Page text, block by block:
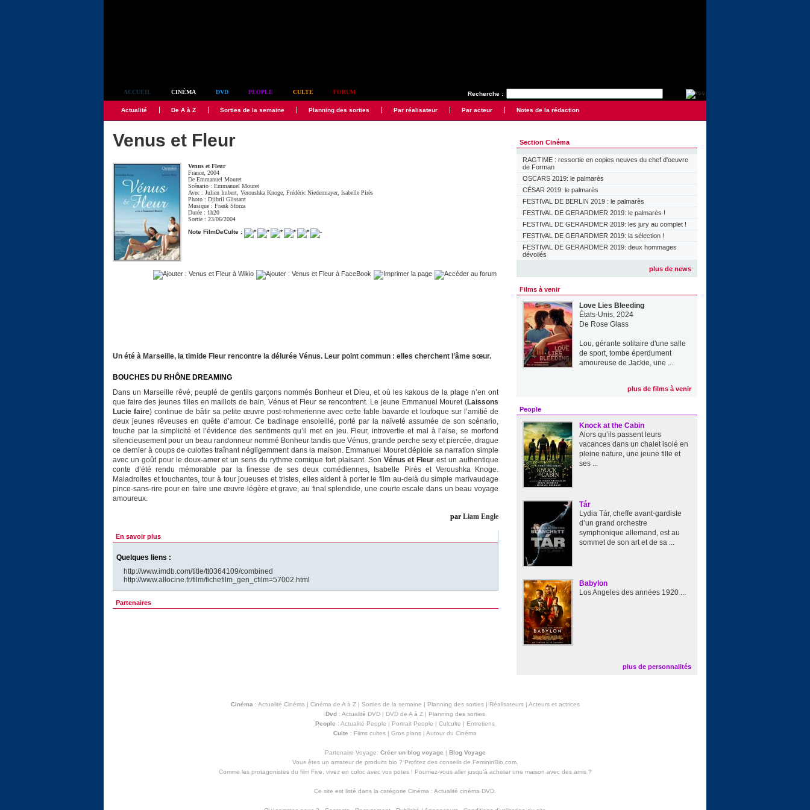
Recherche :
ACCUEIL CINÉMA DVD PEOPLE CULTE FORUM
Actualité De A à Z Sorties de la semaine Planning des sorties Par réalisateur Par acteur Notes de la rédaction
Venus et Fleur
Venus et Fleur
France, 2004
DeEmmanuel Mouret
Scénario :Emmanuel Mouret
Avec :Julien Imbert ,Veroushka Knoge ,Frédéric Niedermayer,Isabelle Pirès
Photo :Djibril Glissant
Musique :Frank Sforza
Durée : 1h20
Sortie : 23/06/2004
Note FilmDeCulte :
Un été à Marseille, la timide Fleur rencontre la délurée Vénus. Leur point commun : elles cherchent l’âme sœur.
BOUCHES DU RHÔNE DREAMING
Dans un Marseille rêvé, peuplé de gentils garçons nommés Bonheur et Dieu, et où les kakous de la plage n’en ont
que faire des jeunes filles en maillots de bain, Vénus et Fleur se rencontrent. Le jeune Emmanuel Mouret (Laissons
Lucie faire) continue de bâtir sa petite œuvre post-rohmerienne avec cette fable bavarde et loufoque sur l’amitié de
deux jeunes rêveuses en quête d’amour. Ce badinage ensoleillé, porté par la naïveté assumée de son scénario,
touche par la simplicité et l’évidence des sentiments qu’il met en jeu. Fleur, introvertie et mal à l’aise, se morfond
silencieusement pour un beau randonneur nommé Bonheur tandis que Vénus, grande perche sexy et piercée, drague
ce dernier à coups de culottes traînant négligemment dans la maison. Emmanuel Mouret déploie sa narration simple
avec un goût pour le doux-amer et un sens du rythme comique fort plaisant. Son Vénus et Fleur est un authentique
conte d’été rendu mémorable par la finesse de ses deux comédiennes, Isabelle Pirès et Veroushka Knoge.
Maladroites et touchantes, tour à tour joueuses et tristes, elles aident à porter le film au-delà du simple marivaudage
pince-sans-rire pour en faire une œuvre légère et grave, au final splendide, une courte escale dans un beau voyage
amoureux.
par Liam Engle
En savoir plus
Quelques liens :
http://www.imdb.com/title/tt0364109/combined
http://www.allocine.fr/film/fichefilm_gen_cfilm=57002.html
Partenaires
Section Cinéma
RAGTIME : ressortie en copies neuves du chef d'oeuvre
de Forman
OSCARS 2019: le palmarès
CÉSAR 2019: le palmarès
FESTIVAL DE BERLIN 2019 : le palmarès
FESTIVAL DE GERARDMER 2019: le palmarès !
FESTIVAL DE GERARDMER 2019: les jury au complet !
FESTIVAL DE GERARDMER 2019: la sélection !
FESTIVAL DE GERARDMER 2019: deux hommages
dévoilés
plus de news
Films à venir
Love Lies Bleeding
États-Unis, 2024
De Rose Glass
Lou, gérante solitaire d'une salle
de sport, tombe éperdument
amoureuse de Jackie, une ...
plus de films à venir
People
Knock at the Cabin
Alors qu’ils passent leurs
vacances dans un chalet isolé en
pleine nature, une jeune fille et
ses ...
Tár
Lydia Tár, cheffe avant-gardiste
d’un grand orchestre
symphonique allemand, est au
sommet de son art et de sa ...
Babylon
Los Angeles des années 1920 ...
plus de personnalités
Cinéma : Actualité Cinéma | Cinéma de A à Z| Sorties de la semaine | Planning des sorties| Réalisateurs| Acteurs et actrices
Dvd: Actualité DVD| DVD de A à Z| Planning des sorties
People : Actualité People | Portrait People | Culculte | Entretiens
Culte : Films cultes | Gros plans | Autour du Cinéma
Partenaire Voyage: Créer un blog voyage | Blog Voyage
Vous êtes un amateur de produits bio ? Profitez des conseils de FemininBio.com.
Comme les protagonistes du film Five, vivez en coloc avec vos potes ! Pourriez-vous aller jusqu'à acheter une maison avec des amis?
Ce site est listé dans la catégorie Cinéma : Actualité cinéma DVD